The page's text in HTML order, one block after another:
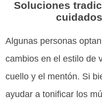
Soluciones
Algunas personas
cambios en el estilo de
cuello y el mentón. Si
ayudar a tonificar los